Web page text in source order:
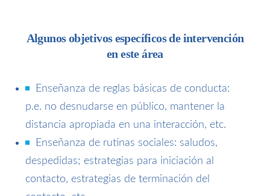
Algunos objetivos específicos de intervención
en este área
Enseñanza de reglas básicas de conducta:
p.e. no desnudarse en público, mantener la
distancia apropiada en una interacción, etc.
Enseñanza de rutinas sociales: saludos,
despedidas; estrategias para iniciación al
contacto, estrategias de terminación del